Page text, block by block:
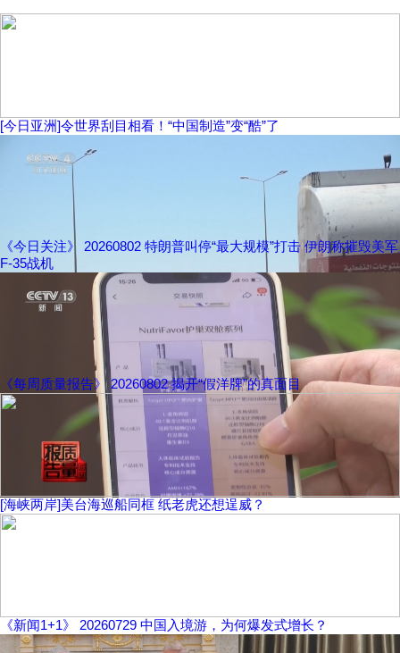
[今日亚洲]令世界刮目相看！“中国制造”变“酷”了
《今日关注》 20260802 特朗普叫停“最大规模”打击 伊朗称摧毁美军
F-35战机
《每周质量报告》 20260802 揭开“假洋牌”的真面目
[海峡两岸]美台海巡船同框 纸老虎还想逞威？
《新闻1+1》 20260729 中国入境游，为何爆发式增长？